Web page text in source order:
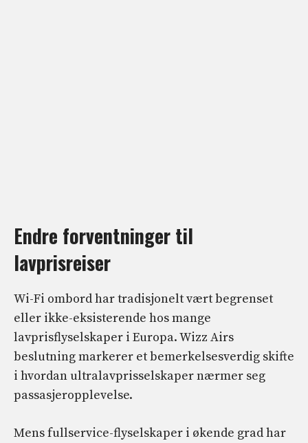
Endre forventninger til
lavprisreiser
Wi-Fi ombord har tradisjonelt vært begrenset
eller ikke-eksisterende hos mange
lavprisflyselskaper i Europa. Wizz Airs
beslutning markerer et bemerkelsesverdig skifte
i hvordan ultralavprisselskaper nærmer seg
passasjeropplevelse.
Mens fullservice-flyselskaper i økende grad har